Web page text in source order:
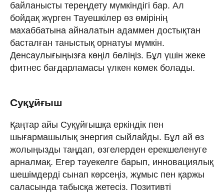
байланысты тереңдету мүмкіндігі бар. Ал
бойдақ жүрген Тауешкілер өз өмірінің
махаббатына айналатын адаммен достықтан
басталған таныстық орнатуы мүмкін.
Денсаулығыңызға көңіл бөліңіз. Бұл үшін жеке
фитнес бағдарламасы үлкен көмек болады.
Суқұйғыш
Қаңтар айы Суқұйғышқа еркіндік пен
шығармашылық энергия сыйлайды. Бұл ай өз
жолыңызды таңдап, өзгелерден ерекшеленуге
арналмақ. Егер тәуекелге барып, инновациялық
шешімдерді сынап көрсеңіз, жұмыс пен қаржы
саласында табысқа жетесіз. Позитивті